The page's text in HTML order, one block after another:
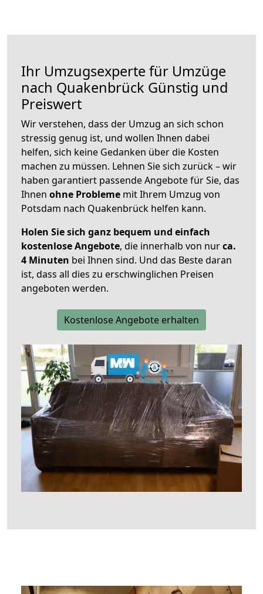
Ihr Umzugsexperte für Umzüge
nach Quakenbrück Günstig und
Preiswert
Wir verstehen, dass der Umzug an sich schon
stressig genug ist, und wollen Ihnen dabei
helfen, sich keine Gedanken über die Kosten
machen zu müssen. Lehnen Sie sich zurück – wir
haben garantiert passende Angebote für Sie, das
Ihnen ohne Probleme mit Ihrem Umzug von
Potsdam nach Quakenbrück helfen kann.
Holen Sie sich ganz bequem und einfach
kostenlose Angebote, die innerhalb von nurca.
4 Minuten bei Ihnen sind. Und das Beste daran
ist, dass all dies zu erschwinglichen Preisen
angeboten werden.
Kostenlose Angebote erhalten